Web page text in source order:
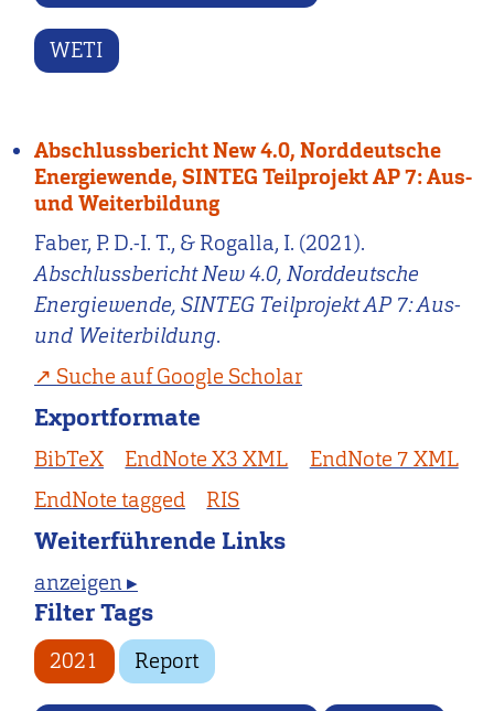
WETI
Abschlussbericht New 4.0, Norddeutsche
Energiewende, SINTEG Teilprojekt AP 7: Aus-
und Weiterbildung
Faber, P. D.-I. T., & Rogalla, I. (2021).
Abschlussbericht New 4.0, Norddeutsche
Energiewende, SINTEG Teilprojekt AP 7: Aus-
und Weiterbildung.
Suche auf Google Scholar
Exportformate
BibTeX EndNote X3 XML
EndNote 7 XML
EndNote tagged
RIS
Weiterführende Links
anzeigen ▸
Filter Tags
2021 Report